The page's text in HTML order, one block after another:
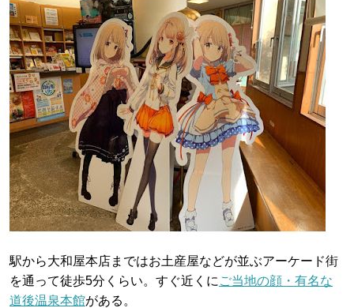
駅から大和屋本店まではお土産屋などが並ぶアーケード街
を通って徒歩5分くらい。すぐ近くに ご当地の顔・有名な
道後温泉本館がある。